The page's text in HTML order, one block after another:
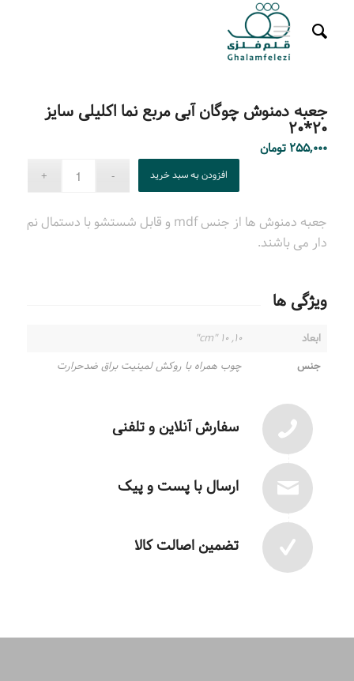
جعبه دمنوش چوگان آبی مربع نما اکلیلی سایز
۲۰*۲۰
۲۵۵,۰۰۰ تومان
افزودن به سبد خرید
جعبه دمنوش ها از جنس mdf و قابل شستشو با دستمال نم
دار می باشند.
ویژگی ها
ابعاد
۱۰, ۱۰ "cm"
جنس
چوب همراه با روکش لمینیت براق ضدحرارت
سفارش آنلاین و تلفنی
ارسال با پست و پیک
تضمین اصالت کالا